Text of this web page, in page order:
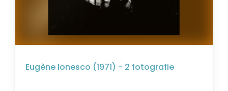
Eugène Ionesco (1971) - 2 fotografie